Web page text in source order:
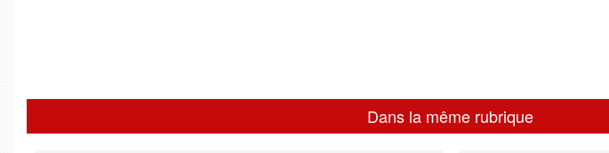
Dans la même rubrique